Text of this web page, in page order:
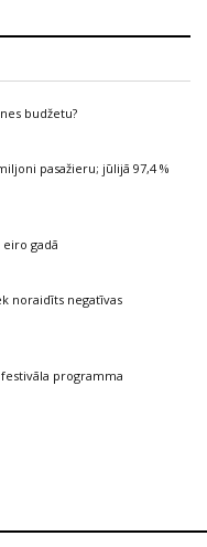
budžetu?
pasažieru; jūlijā 97,4 %
eiro gadā
noraidīts negatīvas
programma